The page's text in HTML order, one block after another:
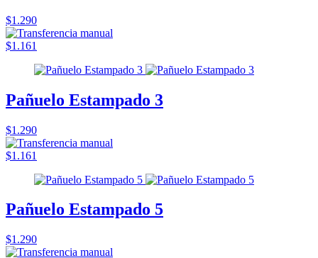
$1.290
$1.161
Pañuelo Estampado 3
$1.290
$1.161
Pañuelo Estampado 5
$1.290